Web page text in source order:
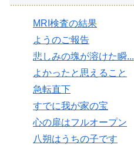
MRI検査の結果
ようのご報告
悲しみの塊が溶けた瞬...
よかったと思えること
急転直下
すでに我が家の宝
心の扉はフルオープン
八朔はうちの子です